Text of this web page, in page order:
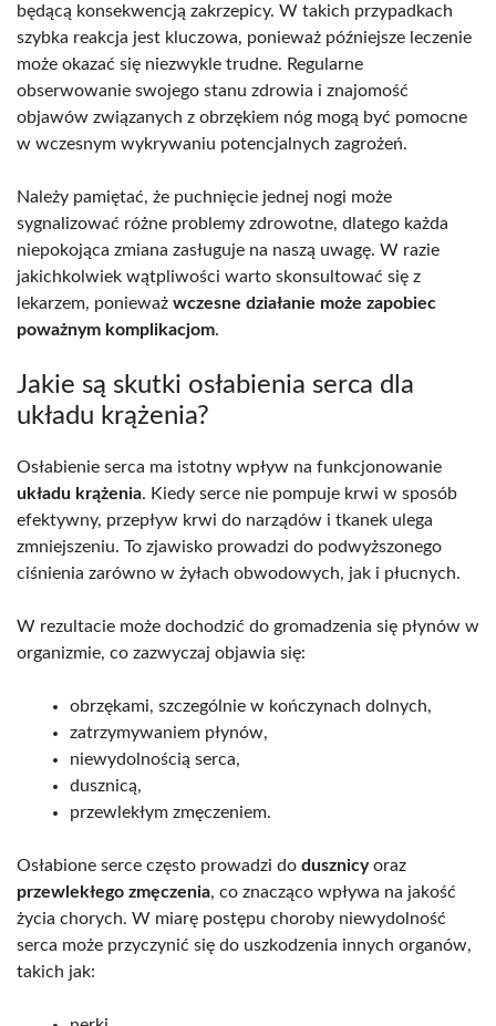
będącą konsekwencją zakrzepicy. W takich przypadkach
szybka reakcja jest kluczowa, ponieważ późniejsze leczenie
może okazać się niezwykle trudne. Regularne
obserwowanie swojego stanu zdrowia i znajomość
objawów związanych z obrzękiem nóg mogą być pomocne
w wczesnym wykrywaniu potencjalnych zagrożeń.
Należy pamiętać, że puchnięcie jednej nogi może
sygnalizować różne problemy zdrowotne, dlatego każda
niepokojąca zmiana zasługuje na naszą uwagę. W razie
jakichkolwiek wątpliwości warto skonsultować się z
lekarzem, ponieważ wczesne działanie może zapobiec
poważnym komplikacjom.
Jakie są skutki osłabienia serca dla
układu krążenia?
Osłabienie serca ma istotny wpływ na funkcjonowanie
układu krążenia. Kiedy serce nie pompuje krwi w sposób
efektywny, przepływ krwi do narządów i tkanek ulega
zmniejszeniu. To zjawisko prowadzi do podwyższonego
ciśnienia zarówno w żyłach obwodowych, jak i płucnych.
W rezultacie może dochodzić do gromadzenia się płynów w
organizmie, co zazwyczaj objawia się:
obrzękami, szczególnie w kończynach dolnych,
zatrzymywaniem płynów,
niewydolnością serca,
dusznicą,
przewlekłym zmęczeniem.
Osłabione serce często prowadzi do dusznicyoraz
przewlekłego zmęczenia, co znacząco wpływa na jakość
życia chorych. W miarę postępu choroby niewydolność
serca może przyczynić się do uszkodzenia innych organów,
takich jak: